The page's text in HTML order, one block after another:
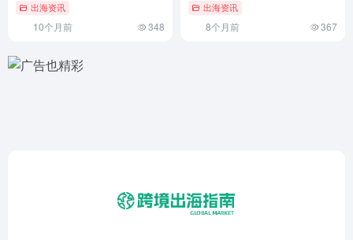
出海资讯
10个月前 348
出海资讯
8个月前 367